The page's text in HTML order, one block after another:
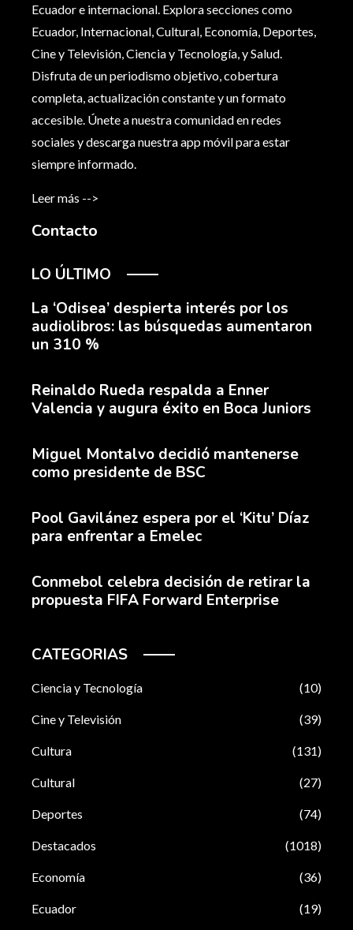
Ecuador e internacional. Explora secciones como
Ecuador, Internacional, Cultural, Economía, Deportes,
Cine y Televisión, Ciencia y Tecnología, y Salud.
Disfruta de un periodismo objetivo, cobertura
completa, actualización constante y un formato
accesible. Únete a nuestra comunidad en redes
sociales y descarga nuestra app móvil para estar
siempre informado.
Leer más -->
Contacto
LO ÚLTIMO
La ‘Odisea’ despierta interés por los
audiolibros: las búsquedas aumentaron
un 310 %
Reinaldo Rueda respalda a Enner
Valencia y augura éxito en Boca Juniors
Miguel Montalvo decidió mantenerse
como presidente de BSC
Pool Gavilánez espera por el ‘Kitu’ Díaz
para enfrentar a Emelec
Conmebol celebra decisión de retirar la
propuesta FIFA Forward Enterprise
CATEGORIAS
Ciencia y Tecnología (10)
Cine y Televisión (39)
Cultura (131)
Cultural (27)
Deportes (74)
Destacados (1018)
Economía (36)
Ecuador (19)